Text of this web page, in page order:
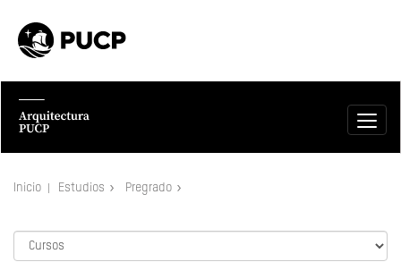
Inicio Estudios Pregrado